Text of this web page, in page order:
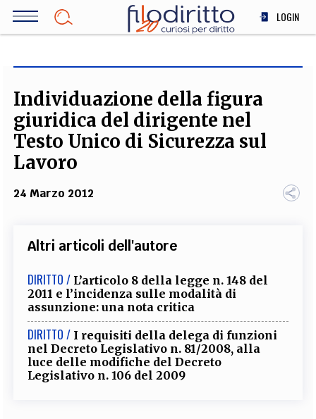
Salta
LOGIN
SOCIETÀ
MEDICINA
SCIENZA
TEAM
FILODIRITTO REDAZIONE COMITATO SCIENTIFICO AUTORI CURATORI
FOTOGRAFI PARTNER COLLABORA CON NOI
EXTRA
CODICI RUBRICHE LIBRI PROCEEDINGS PUBBLICITÀ CONTATTI
Individuazione della figura
giuridica del dirigente nel
Testo Unico di Sicurezza sul
Lavoro
24 Marzo 2012
Altri articoli dell'autore
DIRITTO / L’articolo 8 della legge n. 148 del
2011 e l’incidenza sulle modalità di
assunzione: una nota critica
DIRITTO / I requisiti della delega di funzioni
nel Decreto Legislativo n. 81/2008, alla
luce delle modifiche del Decreto
Legislativo n. 106 del 2009